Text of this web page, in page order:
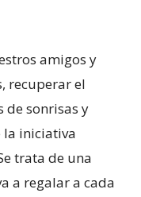
amigos y
recuperar el
sonrisas y
la iniciativa
trata de una
a regalar a cada